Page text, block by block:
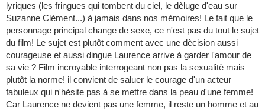
lyriques (les fringues qui tombent du ciel, le dèluge d'eau sur
Suzanne Clèment...) à jamais dans nos mèmoires! Le fait que le
personnage principal change de sexe, ce n'est pas du tout le sujet
du film! Le sujet est plutôt comment avec une dècision aussi
courageuse et aussi dingue Laurence arrive à garder l'amour de
sa vie ? Film incroyable interrogeant non pas la sexualitè mais
plutôt la norme! il convient de saluer le courage d'un acteur
fabuleux qui n'hèsite pas à se mettre dans la peau d'une femme!
Car Laurence ne devient pas une femme, il reste un homme et au